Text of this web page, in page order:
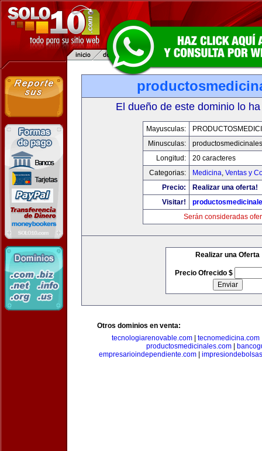
El dueño de este dominio lo
Mayusculas:
Minusculas:
Longitud:
20 caracteres
Categorias:
Medicina, Ventas y
Precio:
Realizar una oferta!
Visitar!
Serán consideradas
Realizar una Oferta
Precio Ofrecido $
Otros dominios en venta:
tecnologiarenovable.com
tecnomedicina.com
productosmedicinales.com|
empresarioindependiente.com